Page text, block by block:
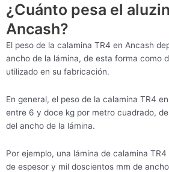
¿Cuánto pesa el
Ancash?
El peso de la calamina TR4 en Ancash
ancho de la lámina, de esta forma como
utilizado en su fabricación.
En general, el peso de la calamina TR4
entre 6 y doce kg por metro cuadrado,
del ancho de la lámina.
Por ejemplo, una lámina de calamina
de espesor y mil doscientos mm de